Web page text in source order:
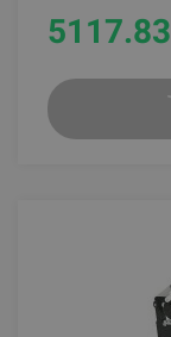
5117.83